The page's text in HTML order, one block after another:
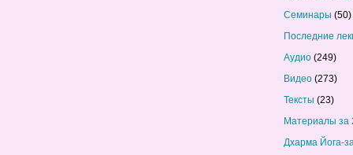
Семинары (50)
Последние
Аудио (249)
Видео (273)
Тексты (23)
Материалы за
Дхарма Йога-